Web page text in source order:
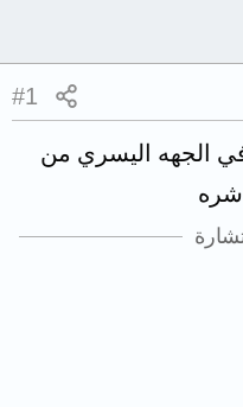
#1
الجهه اليسري من